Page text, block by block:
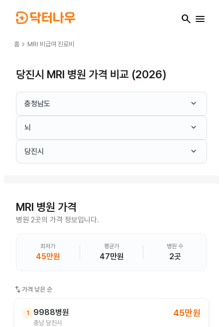
search menu
홈 chevron_right MRI 비급여 진료비
당진시 MRI 병원 가격 비교 (2026)
충청남도 keyboard_arrow_down
뇌 keyboard_arrow_down
당진시 keyboard_arrow_down
MRI 병원 가격
병원 2곳의 가격 정보입니다.
최저가
45만원
평균가
47만원
병원 수
2곳
swap_vert 가격 낮은 순
1 9988병원
충남 당진시
45만원